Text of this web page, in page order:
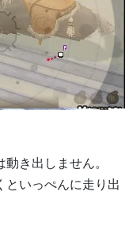
き出しません。
といっぺんに走り出